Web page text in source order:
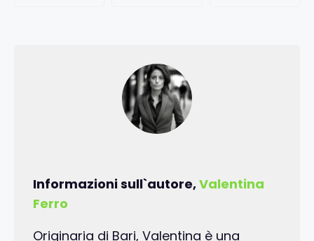
Informazioni sull`autore,Valentina
Ferro
Originaria di Bari, Valentina è una